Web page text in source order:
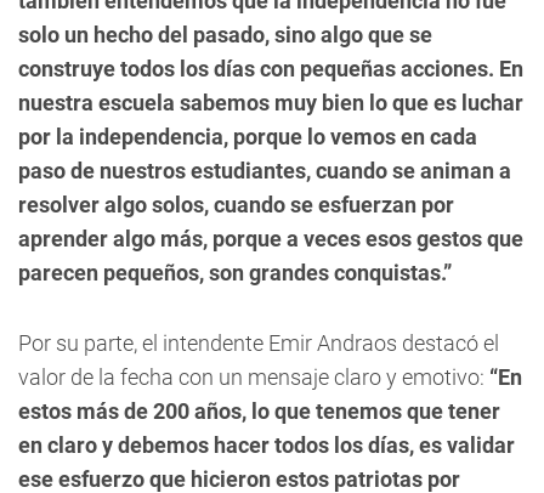
solo un hecho del pasado, sino algo que se
construye todos los días con pequeñas acciones. En
nuestra escuela sabemos muy bien lo que es luchar
por la independencia, porque lo vemos en cada
paso de nuestros estudiantes, cuando se animan a
resolver algo solos, cuando se esfuerzan por
aprender algo más, porque a veces esos gestos que
parecen pequeños, son grandes conquistas.”
Por su parte, el intendente Emir Andraos destacó el
valor de la fecha con un mensaje claro y emotivo: “En
estos más de 200 años, lo que tenemos que tener
en claro y debemos hacer todos los días, es validar
ese esfuerzo que hicieron estos patriotas por